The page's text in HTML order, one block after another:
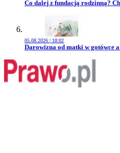
Przejdź do artykułu:
Co dalej z fundacją rodzinną?
05.08.2026 | 18:02
Przejdź do artykułu:
Darowizna od matki w gotówce